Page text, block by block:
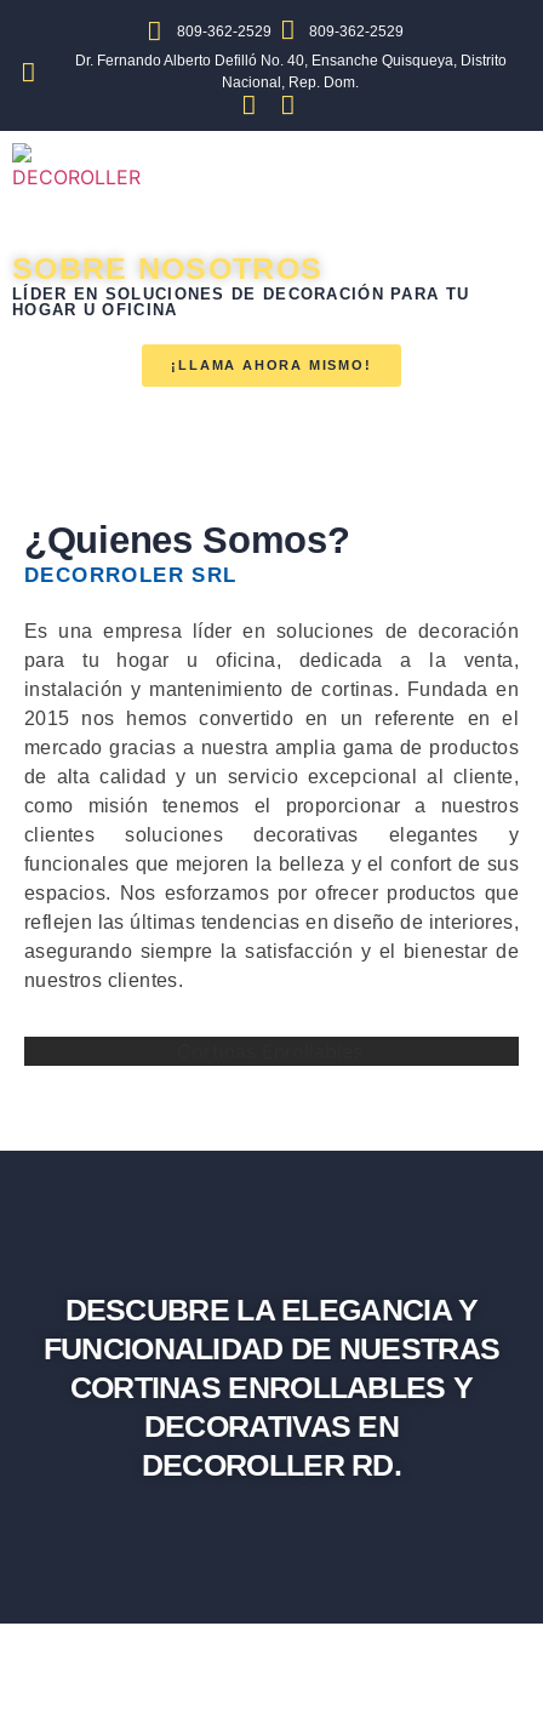
809-362-2529
809-362-2529
Dr. Fernando Alberto Defilló No. 40, Ensanche Quisqueya, Distrito
Nacional, Rep. Dom.
SOBRE NOSOTROS
LÍDER EN SOLUCIONES DE DECORACIÓN PARA TU
HOGAR U OFICINA
¡LLAMA AHORA MISMO!
¿Quienes Somos?
DECORROLER SRL
Es una empresa líder en soluciones de decoración
para tu hogar u oficina, dedicada a la venta,
instalación y mantenimiento de cortinas. Fundada en
2015 nos hemos convertido en un referente en el
mercado gracias a nuestra amplia gama de productos
de alta calidad y un servicio excepcional al cliente,
como misión tenemos el proporcionar a nuestros
clientes soluciones decorativas elegantes y
funcionales que mejoren la belleza y el confort de sus
espacios. Nos esforzamos por ofrecer productos que
reflejen las últimas tendencias en diseño de interiores,
asegurando siempre la satisfacción y el bienestar de
nuestros clientes.
DESCUBRE LA ELEGANCIA Y
FUNCIONALIDAD DE NUESTRAS
CORTINAS ENROLLABLES Y
DECORATIVAS EN
DECOROLLER RD.